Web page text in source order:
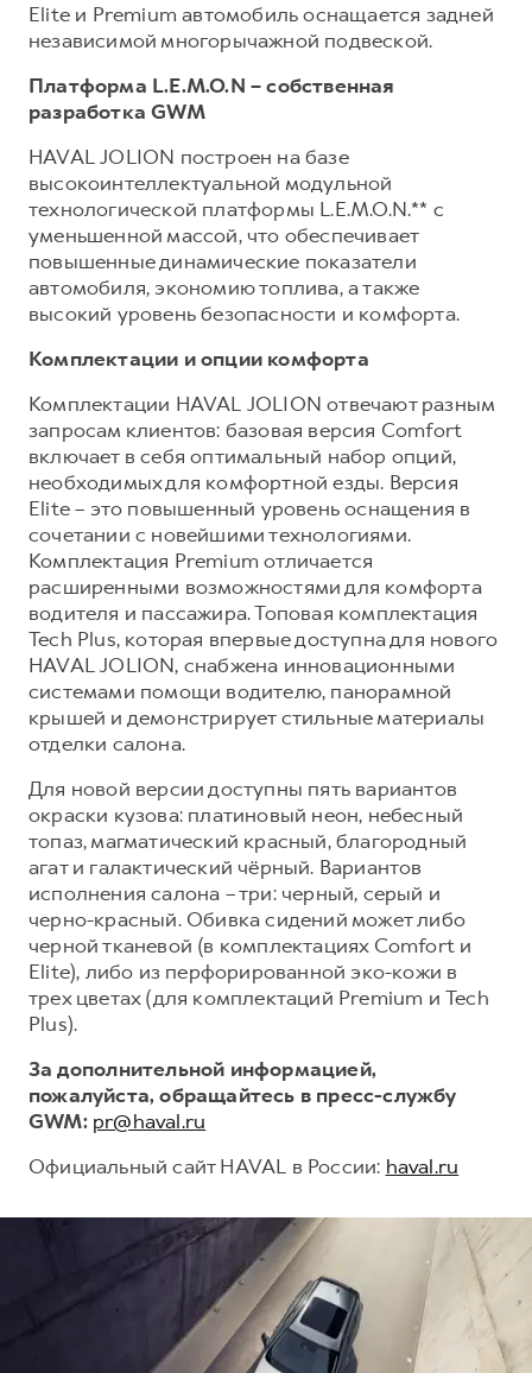
Elite и Premium автомобиль оснащается задней
независимой многорычажной подвеской.
Платформа L.E.M.O.N – собственная
разработка GWM
HAVAL JOLION построен на базе
высокоинтеллектуальной модульной
технологической платформы L.E.M.O.N.** с
уменьшенной массой, что обеспечивает
повышенные динамические показатели
автомобиля, экономию топлива, а также
высокий уровень безопасности и комфорта.
Комплектации и опции комфорта
Комплектации HAVAL JOLION отвечают разным
запросам клиентов: базовая версия Comfort
включает в себя оптимальный набор опций,
необходимых для комфортной езды. Версия
Elite – это повышенный уровень оснащения в
сочетании с новейшими технологиями.
Комплектация Premium отличается
расширенными возможностями для комфорта
водителя и пассажира. Топовая комплектация
Tech Plus, которая впервые доступна для нового
HAVAL JOLION, снабжена инновационными
системами помощи водителю, панорамной
крышей и демонстрирует стильные материалы
отделки салона.
Для новой версии доступны пять вариантов
окраски кузова: платиновый неон, небесный
топаз, магматический красный, благородный
агат и галактический чёрный. Вариантов
исполнения салона – три: черный, серый и
черно-красный. Обивка сидений может либо
черной тканевой (в комплектациях Comfort и
Elite), либо из перфорированной эко-кожи в
трех цветах (для комплектаций Premium и Tech
Plus).
За дополнительной информацией,
пожалуйста, обращайтесь в пресс-службу
GWM: pr@haval.ru
Официальный сайт HAVAL в России: haval.ru